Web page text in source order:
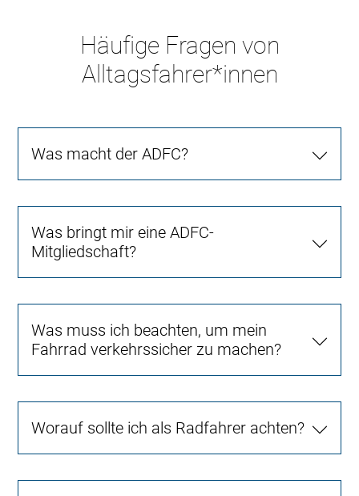
Häufige Fragen von
Alltagsfahrer*innen
Was macht der ADFC?
Was bringt mir eine ADFC-
Mitgliedschaft?
Was muss ich beachten, um mein
Fahrrad verkehrssicher zu machen?
Worauf sollte ich als Radfahrer achten?